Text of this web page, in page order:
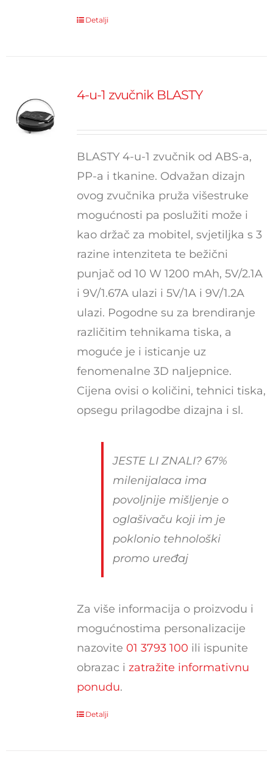
Detalji
4-u-1 zvučnik BLASTY
BLASTY 4-u-1 zvučnik od ABS-a,
PP-a i tkanine. Odvažan dizajn
ovog zvučnika pruža višestruke
mogućnosti pa poslužiti može i
kao držač za mobitel, svjetiljka s 3
razine intenziteta te bežični
punjač od 10 W 1200 mAh, 5V/2.1A
i 9V/1.67A ulazi i 5V/1A i 9V/1.2A
ulazi. Pogodne su za brendiranje
različitim tehnikama tiska, a
moguće je i isticanje uz
fenomenalne 3D naljepnice.
Cijena ovisi o količini, tehnici tiska,
opsegu prilagodbe dizajna i sl.
JESTE LI ZNALI? 67%
milenijalaca ima
povoljnije mišljenje o
oglašivaču koji im je
poklonio tehnološki
promo uređaj
Za više informacija o proizvodu i
mogućnostima personalizacije
nazovite 01 3793 100 ili ispunite
obrazac i zatražite informativnu
ponudu.
Detalji